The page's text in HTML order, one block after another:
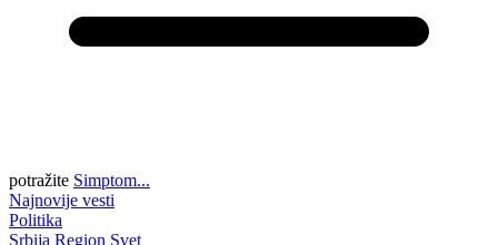
potražite Simptom...
Najnovije vesti
Politika
Srbija Region Svet